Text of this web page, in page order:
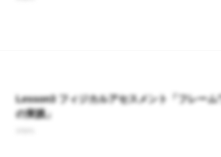
Lesson3 フィジカルアセスメント「フレーム
の実践」